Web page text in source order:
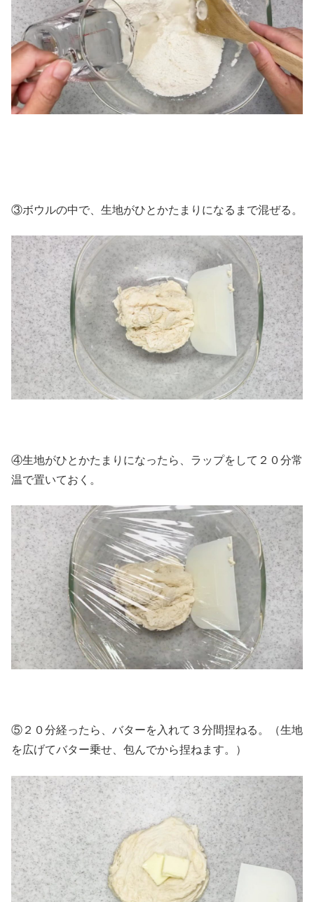
③ボウルの中で、生地がひとかたまりになるまで混ぜる。
④生地がひとかたまりになったら、ラップをして２０分常
温で置いておく。
⑤２０分経ったら、バターを入れて３分間捏ねる。（生地
を広げてバター乗せ、包んでから捏ねます。）